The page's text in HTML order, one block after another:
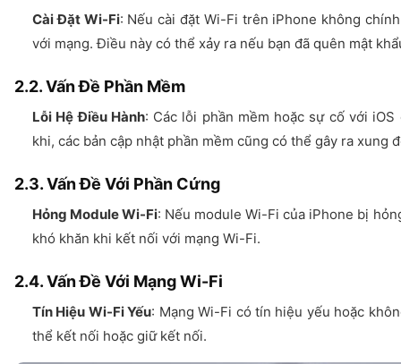
Cài Đặt Wi-Fi: Nếu cài đặt Wi-Fi trên iPhone không
với mạng. Điều này có thể xảy ra nếu bạn đã quên mật
2.2. Vấn Đề Phần Mềm
Lỗi Hệ Điều Hành: Các lỗi phần mềm hoặc sự cố với
khi, các bản cập nhật phần mềm cũng có thể gây ra xung
2.3. Vấn Đề Với Phần Cứng
Hỏng Module Wi-Fi: Nếu module Wi-Fi của iPhone bị
khó khăn khi kết nối với mạng Wi-Fi.
2.4. Vấn Đề Với Mạng Wi-Fi
Tín Hiệu Wi-Fi Yếu: Mạng Wi-Fi có tín hiệu yếu hoặc
thể kết nối hoặc giữ kết nối.